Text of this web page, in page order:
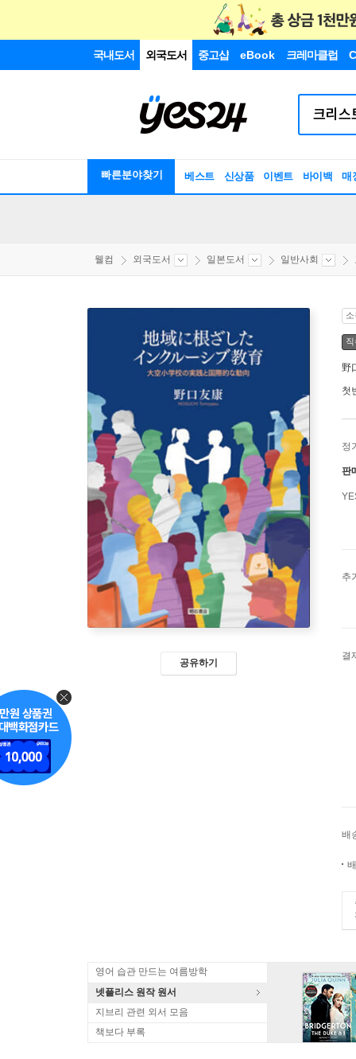
국내도서 외국도서 중고샵 eBook 크레마클럽
빠른분야찾기 베스트 신상품 이벤트 바이백 매
웰컴 외국도서 일본도서 일반사회
공유하기
野
첫
정
판
추
결
배
영어 습관 만드는 여름방학
넷플리스 원작 원서
지브리 관련 외서 모음
책보다 부록